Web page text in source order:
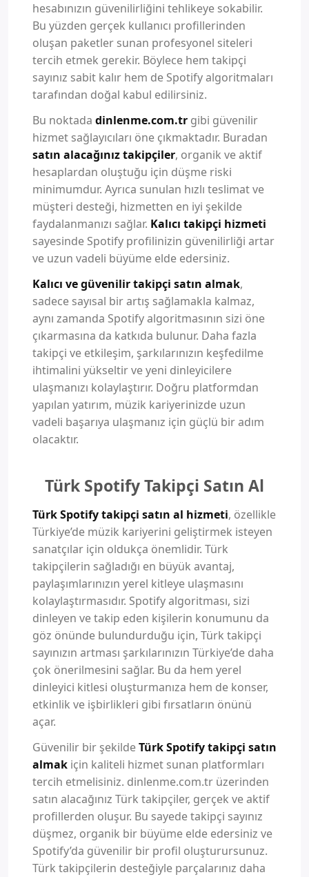
hesabınızın güvenilirliğini tehlikeye sokabilir.
Bu yüzden gerçek kullanıcı profillerinden
oluşan paketler sunan profesyonel siteleri
tercih etmek gerekir. Böylece hem takipçi
sayınız sabit kalır hem de Spotify algoritmaları
tarafından doğal kabul edilirsiniz.
Bu noktada dinlenme.com.tr gibi güvenilir
hizmet sağlayıcıları öne çıkmaktadır. Buradan
satın alacağınız takipçiler, organik ve aktif
hesaplardan oluştuğu için düşme riski
minimumdur. Ayrıca sunulan hızlı teslimat ve
müşteri desteği, hizmetten en iyi şekilde
faydalanmanızı sağlar. Kalıcı takipçi hizmeti
sayesinde Spotify profilinizin güvenilirliği artar
ve uzun vadeli büyüme elde edersiniz.
Kalıcı ve güvenilir takipçi satın almak,
sadece sayısal bir artış sağlamakla kalmaz,
aynı zamanda Spotify algoritmasının sizi öne
çıkarmasına da katkıda bulunur. Daha fazla
takipçi ve etkileşim, şarkılarınızın keşfedilme
ihtimalini yükseltir ve yeni dinleyicilere
ulaşmanızı kolaylaştırır. Doğru platformdan
yapılan yatırım, müzik kariyerinizde uzun
vadeli başarıya ulaşmanız için güçlü bir adım
olacaktır.
Türk Spotify Takipçi Satın Al
Türk Spotify takipçi satın al hizmeti, özellikle
Türkiye’de müzik kariyerini geliştirmek isteyen
sanatçılar için oldukça önemlidir. Türk
takipçilerin sağladığı en büyük avantaj,
paylaşımlarınızın yerel kitleye ulaşmasını
kolaylaştırmasıdır. Spotify algoritması, sizi
dinleyen ve takip eden kişilerin konumunu da
göz önünde bulundurduğu için, Türk takipçi
sayınızın artması şarkılarınızın Türkiye’de daha
çok önerilmesini sağlar. Bu da hem yerel
dinleyici kitlesi oluşturmanıza hem de konser,
etkinlik ve işbirlikleri gibi fırsatların önünü
açar.
Güvenilir bir şekildeTürk Spotify takipçi satın
almak için kaliteli hizmet sunan platformları
tercih etmelisiniz. dinlenme.com.tr üzerinden
satın alacağınız Türk takipçiler, gerçek ve aktif
profillerden oluşur. Bu sayede takipçi sayınız
düşmez, organik bir büyüme elde edersiniz ve
Spotify’da güvenilir bir profil oluşturursunuz.
Türk takipçilerin desteğiyle parçalarınız daha